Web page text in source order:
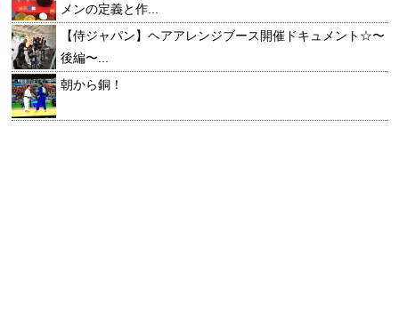
メンの定義と作...
【侍ジャパン】ヘアアレンジブース開催ドキュメント☆〜
後編〜...
朝から銅！